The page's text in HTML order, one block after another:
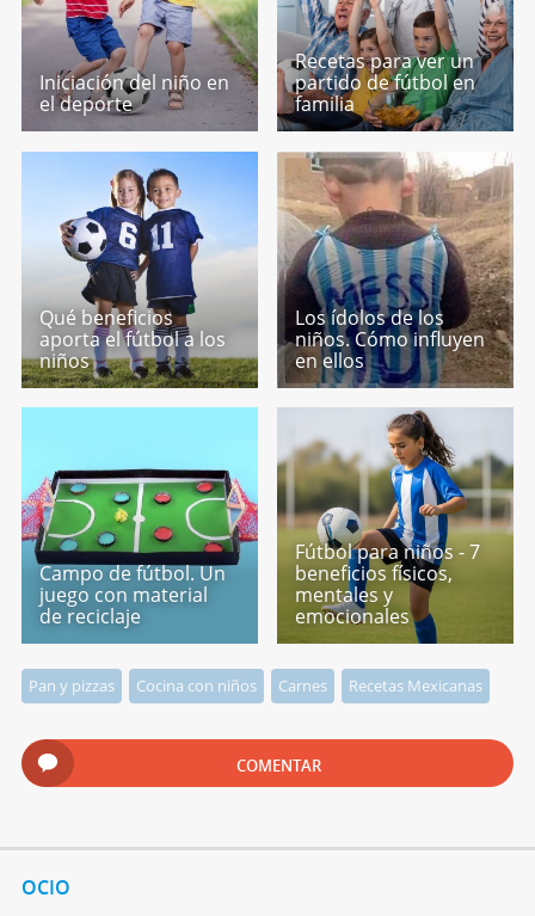
Iniciación del niño en
el deporte
Recetas para ver un
partido de fútbol en
familia
Qué beneficios
aporta el fútbol a los
niños
Los ídolos de los
niños. Cómo influyen
en ellos
Campo de fútbol. Un
juego con material
de reciclaje
Fútbol para niños - 7
beneficios físicos,
mentales y
emocionales
Pan y pizzas Cocina con niños Carnes Recetas Mexicanas
COMENTAR
OCIO